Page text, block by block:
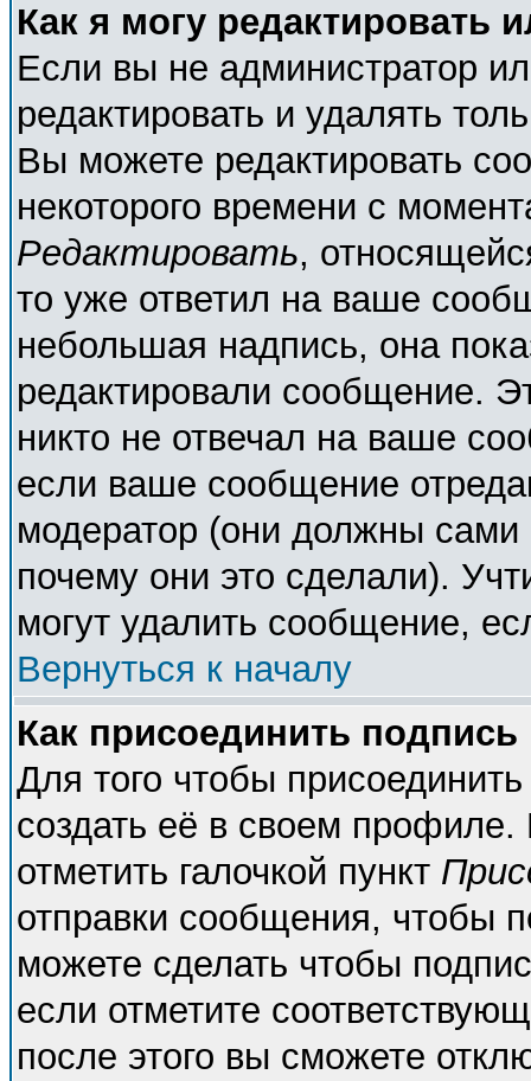
Как я могу редактировать
Если вы не администратор
редактировать и удалять
Вы можете редактировать
некоторого времени с
Редактировать,
то уже ответил на ваше
небольшая надпись, она
редактировали сообщение.
никто не отвечал на ваше
если ваше сообщение
модератор (они должны сами
почему они это сделали).
могут удалить сообщение,
Вернуться к началу
Как присоединить
Для того чтобы
создать её в своем
отметить галочкой пункт
отправки сообщения, чтобы
можете сделать чтобы
если отметите
после этого вы сможете